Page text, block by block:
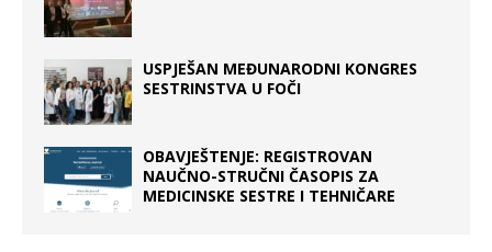
USPJEŠAN MEĐUNARODNI KONGRES
SESTRINSTVA U FOČI
OBAVJEŠTENJE: REGISTROVAN
NAUČNO-STRUČNI ČASOPIS ZA
MEDICINSKE SESTRE I TEHNIČARE